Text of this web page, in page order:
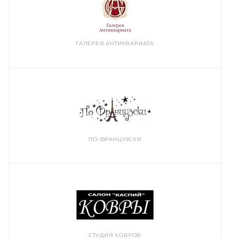
ГАЛЕРЕЯ АНТИКВАРИАТА
ПО-ФРАНЦУЗСКИ
СТУДИЯ КОВРОВ